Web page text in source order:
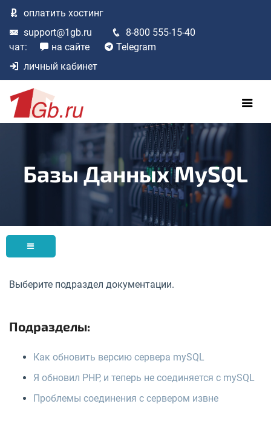
оплатить хостинг
support@1gb.ru
8-800 555-15-40
чат:
на сайте
Telegram
личный кабинет
Базы Данных MySQL
Выберите подраздел документации.
Подразделы:
Как обновить версию сервера mySQL
Я обновил PHP, и теперь не соединяется с mySQL
Проблемы соединения с сервером извне